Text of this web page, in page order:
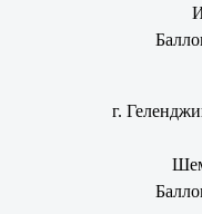
г.